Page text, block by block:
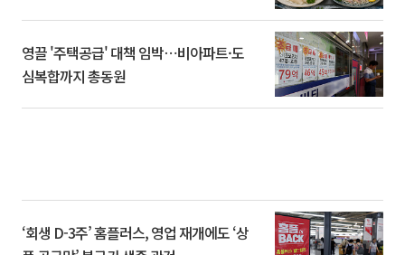
영끌 '주택공급' 대책 임박⋯비아파트·도
심복합까지 총동원
‘회생 D-3주’ 홈플러스, 영업 재개에도 ‘상